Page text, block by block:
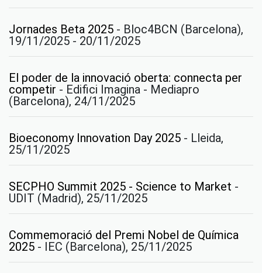
Jornades Beta 2025 - Bloc4BCN (Barcelona),
19/11/2025 - 20/11/2025
El poder de la innovació oberta: connecta per
competir - Edifici Imagina - Mediapro
(Barcelona), 24/11/2025
Bioeconomy Innovation Day 2025 - Lleida,
25/11/2025
SECPHO Summit 2025 - Science to Market -
UDIT (Madrid), 25/11/2025
Commemoració del Premi Nobel de Química
2025 - IEC (Barcelona), 25/11/2025